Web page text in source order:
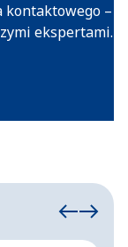
kontaktowego –
ekspertami.